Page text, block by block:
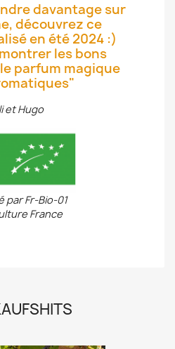
davantage sur
découvrez ce
en été 2024 :)
les bons
parfum magique
et Hugo
par Fr-Bio-01
France